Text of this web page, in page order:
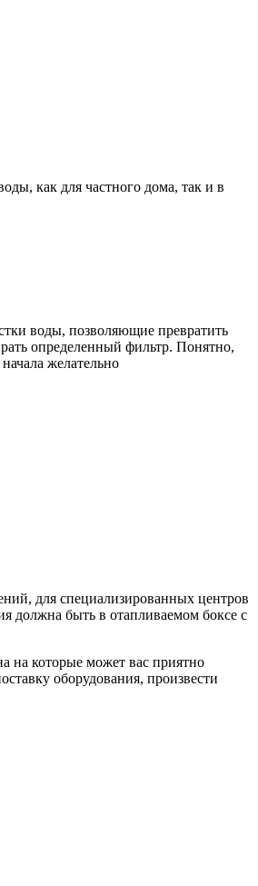
как для частного дома, так и в
воды, позволяющие превратить
определенный фильтр. Понятно,
желательно
для специализированных центров
должна быть в отапливаемом боксе с
на которые может вас приятно
оборудования, произвести